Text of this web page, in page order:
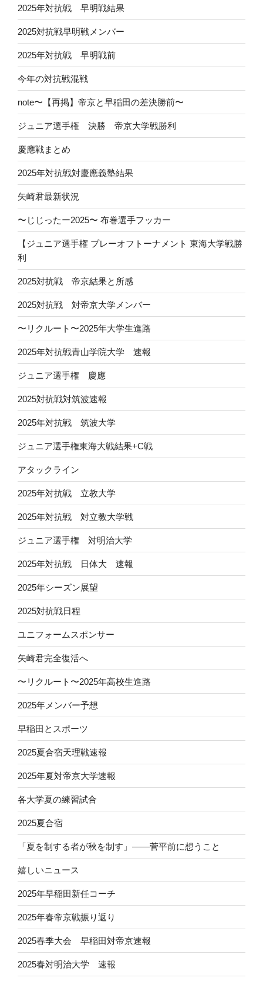
2025年対抗戦 早明戦結果
2025対抗戦早明戦メンバー
2025年対抗戦 早明戦前
今年の対抗戦混戦
note〜【再掲】帝京と早稲田の差決勝前〜
ジュニア選手権 決勝 帝京大学戦勝利
慶應戦まとめ
2025年対抗戦対慶應義塾結果
矢崎君最新状況
〜じじったー2025〜 布巻選手フッカー
【ジュニア選手権 プレーオフトーナメント 東海大学戦勝
利
2025対抗戦 帝京結果と所感
2025対抗戦 対帝京大学メンバー
〜リクルート〜2025年大学生進路
2025年対抗戦青山学院大学 速報
ジュニア選手権 慶應
2025対抗戦対筑波速報
2025年対抗戦 筑波大学
ジュニア選手権東海大戦結果+C戦
アタックライン
2025年対抗戦 立教大学
2025年対抗戦 対立教大学戦
ジュニア選手権 対明治大学
2025年対抗戦 日体大 速報
2025年シーズン展望
2025対抗戦日程
ユニフォームスポンサー
矢崎君完全復活へ
〜リクルート〜2025年高校生進路
2025年メンバー予想
早稲田とスポーツ
2025夏合宿天理戦速報
2025年夏対帝京大学速報
各大学夏の練習試合
2025夏合宿
「夏を制する者が秋を制す」——菅平前に想うこと
嬉しいニュース
2025年早稲田新任コーチ
2025年春帝京戦振り返り
2025春季大会 早稲田対帝京速報
2025春対明治大学 速報